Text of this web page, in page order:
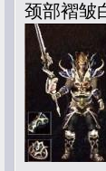
颈部褶皱